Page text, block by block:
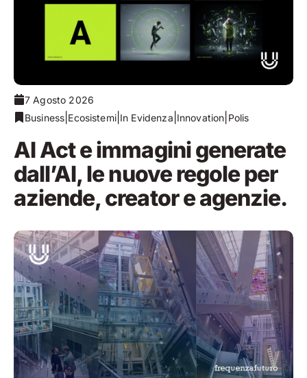
7 Agosto 2026
Business Ecosistemi| In Evidenza Innovation Polis
AI Act e immagini generate
dall’AI, le nuove regole per
aziende, creator e agenzie.